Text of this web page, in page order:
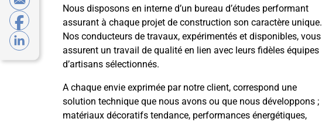
Nous disposons en interne d’un bureau d’études performant
assurant à chaque projet de construction son caractère unique.
Nos conducteurs de travaux, expérimentés et disponibles, vous
assurent un travail de qualité en lien avec leurs fidèles équipes
d’artisans sélectionnés.
A chaque envie exprimée par notre client, correspond une
solution technique que nous avons ou que nous développons ;
matériaux décoratifs tendance, performances énergétiques,